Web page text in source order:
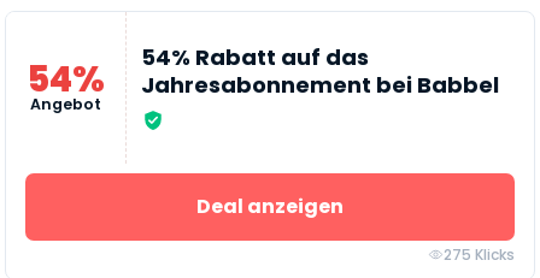
54%
Angebot
54% Rabatt auf das
Jahresabonnement bei Babbel
Deal anzeigen
275 Klicks